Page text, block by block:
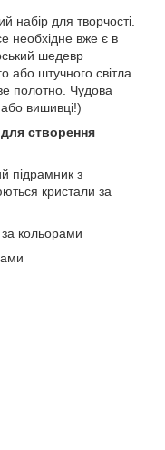
набір для творчості.
необхідне вже є в
шедевр
або штучного світла
полотно. Чудова
вишивці!)
створення
підрамник з
кристали за
за кольорами